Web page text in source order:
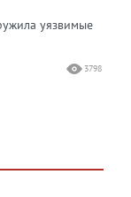
уязвимые
3798